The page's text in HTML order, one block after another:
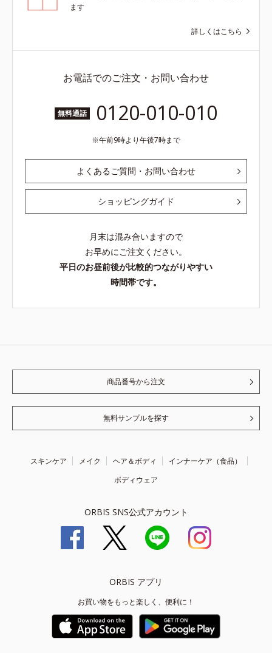
ます
詳しくはこちら
お電話でのご注文・お問い合わせ
無料通話 0120-010-010
午前9時より午後7時まで
よくあるご質問・お問い合わせ
ショッピングガイド
月末は混み合いますので
お早めにご注文ください。
平日のお昼前後が比較的つながりやすい
時間帯です。
商品番号から注文
無料サンプルを探す
スキンケア メイク ヘア＆ボディ
インナーケア（食品）
ボディウェア
ORBIS SNS公式アカウント
ORBIS アプリ
お買い物をもっと楽しく、便利に！